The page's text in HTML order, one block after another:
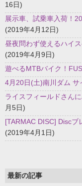
16日)
展示車、試乗車入荷！
(2019年4月12日)
昼夜問わず使えるハイ
(2019年4月9日)
遊べるMTBバイク！
4月20日(土)南川ダム サ
ライスフィールドさん
月5日)
[TARMAC DISC] Discブ
(2019年4月1日)
最新の記事